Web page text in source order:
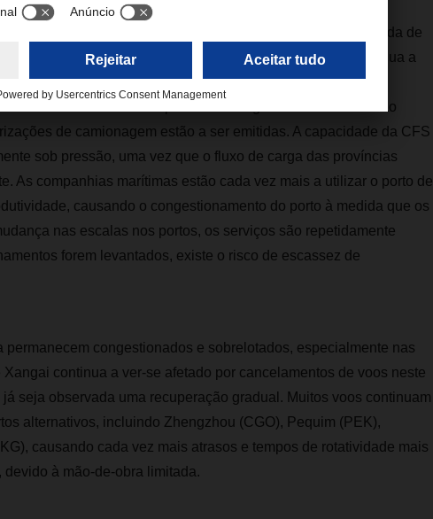
esteja a funcionar de forma habitual, a capacidade limitada de
Em Xangai, a circulação de camiões entre províncias continua a
especial. Existe, no entanto, uma melhoria da situação em
Os armazéns e depósitos de carga marítima CFS estão
de camionagem estão a ser emitidas. A capacidade da CFS
sob pressão, uma vez que o fluxo de carga das províncias
As companhias marítimas estão cada vez mais a utilizar o porto de
causando o congestionamento do porto à medida que os
nas escalas nos portos, os serviços são repetidamente
forem levantados, existe o risco de escassez de
congestionados e sobrelotados, especialmente nas
continua a ver-se afetado por cancelamentos de voos neste
seja observada uma recuperação gradual. Muitos voos continuam
alternativos, incluindo Zhengzhou (CGO), Pequim (PEK),
causando cada vez mais atrasos e tempos de rotatividade mais
devido à mão-de-obra limitada.